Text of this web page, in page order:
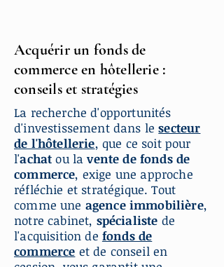
Acquérir un fonds de
commerce en hôtellerie :
conseils et stratégies
La recherche d'opportunités
d'investissement dans lesecteur
de l'hôtellerie, que ce soit pour
l'achat ou lavente de fonds de
commerce, exige une approche
réfléchie et stratégique. Tout
comme une agence immobilière,
notre cabinet, spécialiste de
l'acquisition de fonds de
commerce et de conseil en